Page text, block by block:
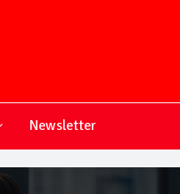
Newsletter